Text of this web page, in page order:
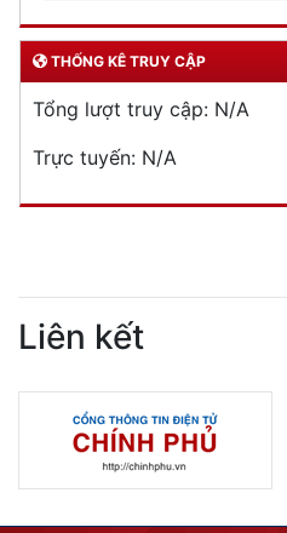
THỐNG KÊ TRUY CẬP
Tổng lượt truy cập: N/A
Trực tuyến: N/A
Liên kết